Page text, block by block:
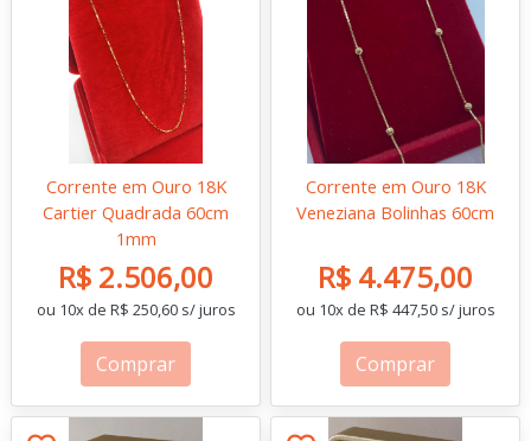
Corrente em Ouro 18K
Cartier Quadrada 60cm
1mm
R$ 2.506,00
ou 10x de R$ 250,60 s/ juros
Comprar
Corrente em Ouro 18K
Veneziana Bolinhas 60cm
R$ 4.475,00
ou 10x de R$ 447,50 s/ juros
Comprar